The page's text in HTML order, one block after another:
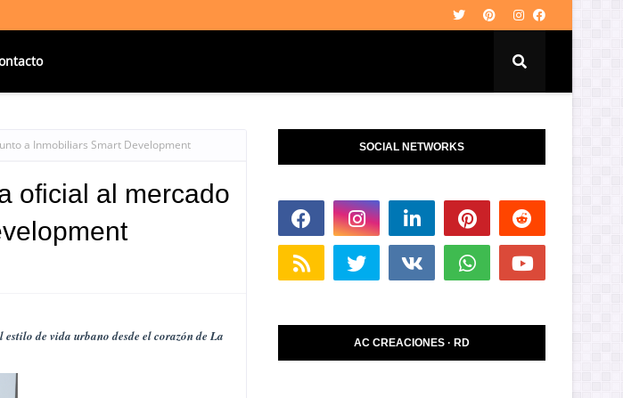
a Inmobiliars Smart Development
oficial al mercado
de vida urbano desde el corazón de La
SOCIAL NETWORKS
AC CREACIONES · RD